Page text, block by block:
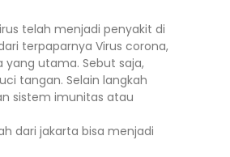
telah menjadi penyakit di
terpaparnya Virus corona,
utama. Sebut saja,
tangan. Selain langkah
sistem imunitas atau
dari jakarta bisa menjadi